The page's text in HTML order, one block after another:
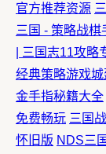
官方推荐资源
三国 - 策略战棋
| 三国志11攻略
经典策略游戏
金手指秘籍大全
免费畅玩 三国
怀旧版 NDS三